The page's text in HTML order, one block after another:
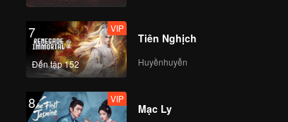
7
Đến tập 152
VIP
Tiên Nghịch
Huyềnhuyễn
8 VIP
Mạc Ly